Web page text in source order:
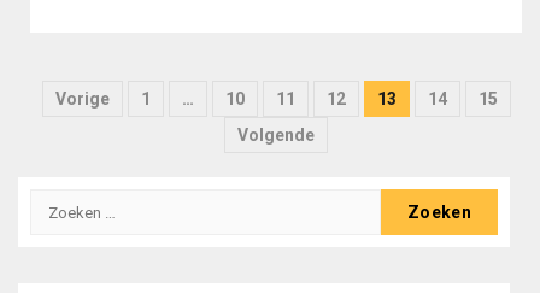
Berichten
Vorige 1 … 10 11 12 13 14
15
Volgende
Zoeken